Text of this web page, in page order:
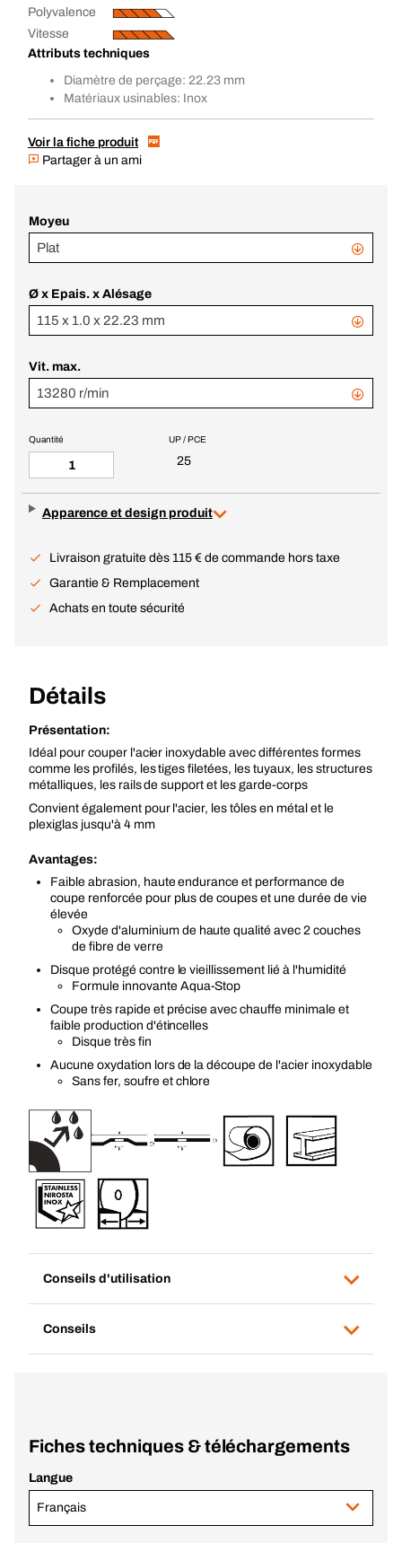
Polyvalence
Vitesse
Attributs techniques
Diamètre de perçage: 22.23 mm
Matériaux usinables: Inox
Voir la fiche produit
Partager à un ami
Moyeu
Plat
Ø x Epais. x Alésage
115 x 1.0 x 22.23 mm
Vit. max.
13280 r/min
UP / PCE
25
Quantité
Apparence et design produit
Livraison gratuite dès 115 € de commande hors taxe
Garantie & Remplacement
Achats en toute sécurité
Détails
Présentation:
Idéal pour couper l'acier inoxydable avec différentes formes
comme les profilés, les tiges filetées, les tuyaux, les structures
métalliques, les rails de support et les garde-corps
Convient également pour l'acier, les tôles en métal et le
plexiglas jusqu'à 4 mm
Avantages:
Faible abrasion, haute endurance et performance de
coupe renforcée pour plus de coupes et une durée de vie
élevée
Oxyde d'aluminium de haute qualité avec 2 couches
de fibre de verre
Disque protégé contre le vieillissement lié à l'humidité
Formule innovante Aqua-Stop
Coupe très rapide et précise avec chauffe minimale et
faible production d'étincelles
Disque très fin
Aucune oxydation lors de la découpe de l'acier inoxydable
Sans fer, soufre et chlore
Conseils d'utilisation
Conseils
Fiches techniques & téléchargements
Langue
Français